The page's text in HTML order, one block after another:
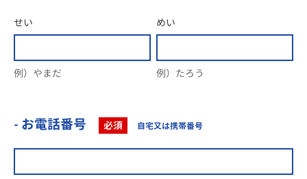
せい
例）やまだ
めい
例）たろう
- お電話番号 必須 自宅又は携帯番号